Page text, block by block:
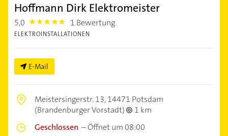
Hoffmann Dirk Elektromeister
5,0 5.0 1 Bewertung
ELEKTROINSTALLATIONEN
E-Mail
Meistersingerstr. 13,14471 Potsdam
(Brandenburger Vorstadt)
1 km
Geschlossen –Öffnet um 08:00